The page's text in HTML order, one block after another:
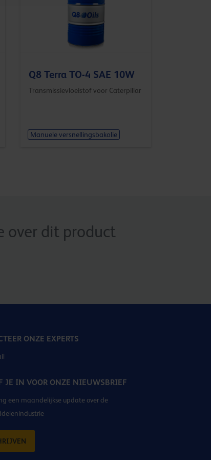
Q8 Terra TO-4 SAE 10W
Transmissievloeistof voor Caterpillar
Manuele versnellingsbakolie
over dit product
ONZE EXPERTS
JE IN VOOR ONZE NIEUWSBRIEF
een maandelijkse update over de